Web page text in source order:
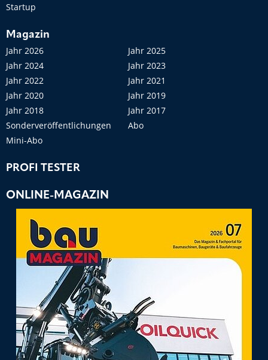
Startup
Magazin
Jahr 2026
Jahr 2025
Jahr 2024
Jahr 2023
Jahr 2022
Jahr 2021
Jahr 2020
Jahr 2019
Jahr 2018
Jahr 2017
Sonderveröffentlichungen
Abo
Mini-Abo
PROFI TESTER
ONLINE-MAGAZIN